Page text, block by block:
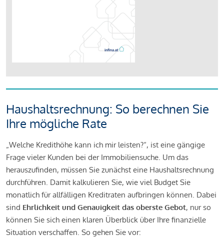
Haushaltsrechnung: So berechnen Sie
Ihre mögliche Rate
„Welche Kredithöhe kann ich mir leisten?“, ist eine gängige
Frage vieler Kunden bei der Immobiliensuche. Um das
herauszufinden, müssen Sie zunächst eine Haushaltsrechnung
durchführen. Damit kalkulieren Sie, wie viel Budget Sie
monatlich für allfälligen Kreditraten aufbringen können. Dabei
sind Ehrlichkeit und Genauigkeit das oberste Gebot, nur so
können Sie sich einen klaren Überblick über Ihre finanzielle
Situation verschaffen. So gehen Sie vor: